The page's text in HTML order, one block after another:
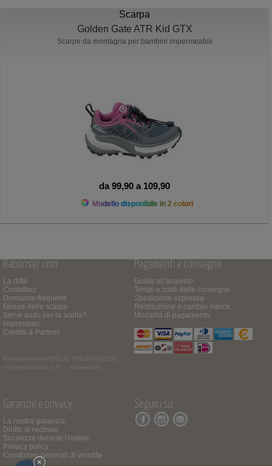
Scarpa
Golden Gate ATR Kid GTX
Scarpe da montagna per bambini impermeabili
da 99,90 a 109,90
Modello disponibile in 2 colori
Rabanser.com
La ditta
Contattaci
Domande frequenti
Misure delle scarpe
Serve aiuto per la scelta?
Impressum
Credits & Partner
Rabanser.com
MWSt.Nr. IT01391430210
© Internet Service ™ -
Impressum
Pagamenti e consegne
Guida all'acquisto
Tempi e costi delle consegne
Spedizione espressa
Restituzione o cambio merce
Modalità di pagamento
Garanzie e privacy
La nostra garanzia
Diritto di recesso
Sicurezza durante l'ordine
Privacy policy
Condizioni generali di vendita
Seguici su
×